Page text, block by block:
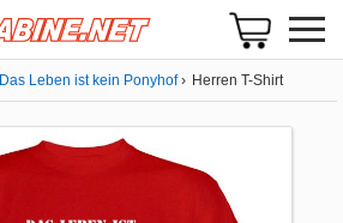
Das Leben ist kein Ponyhof Herren T-Shirt